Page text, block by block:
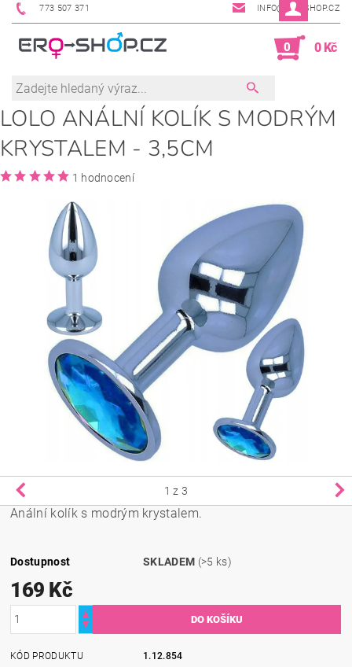
773 507 371 INFO@ERO-SHOP.CZ
0 0 Kč
LOLO ANÁLNÍ KOLÍK S MODRÝM
KRYSTALEM - 3,5CM
1 hodnocení
1 z 3
Anální kolík s modrým krystalem.
Dostupnost SKLADEM (>5 ks)
169 Kč
KÓD PRODUKTU
1.12.854